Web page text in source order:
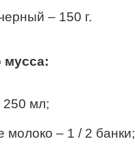
– 150 г.
мусса:
250 мл;
молоко – 1 / 2 банки;